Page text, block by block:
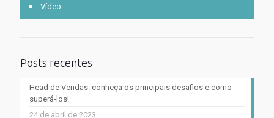
Vídeo
Posts recentes
Head de Vendas: conheça os principais desafios e como
superá-los!
24 de abril de 2023